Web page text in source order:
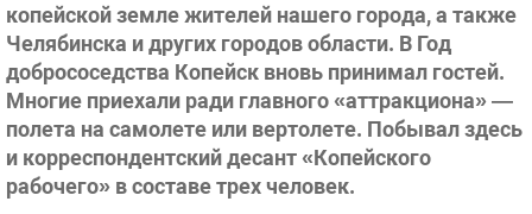
копейской земле жителей нашего города, а также
Челябинска и других городов области. В Год
добрососедства Копейск вновь принимал гостей.
Многие приехали ради главного «аттракциона» —
полета на самолете или вертолете. Побывал здесь
и корреспондентский десант «Копейского
рабочего» в составе трех человек.